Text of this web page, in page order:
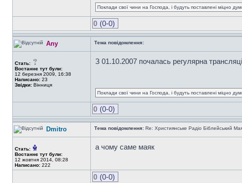
Поклади свої чини на Господа, і будуть поставлені міцно
0 (0-0)
Any Тема повідомлення:
Стать:
Востаннє тут були:
12 березня 2009, 16:38
Написано: 23
Звідки: Вінниця
З 01.10.2007 почалась регулярна
Поклади свої чини на Господа, і будуть поставлені міцно
0 (0-0)
Dmitro Тема повідомлення: Re: Християнське Радіо Біблейський
Стать:
Востаннє тут були:
12 жовтня 2014, 08:28
Написано: 222
а чому саме маяк
0 (0-0)